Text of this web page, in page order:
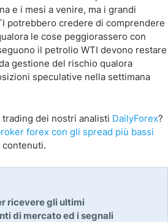
e i mesi a venire, ma i grandi
potrebbero credere di comprendere
le cose peggiorassero con
il petrolio WTI devono restare
gestione del rischio qualora
speculative nella settimana
dei nostri analisti DailyForex?
forex con gli spread più bassi
ricevere gli ultimi
di mercato ed i segnali